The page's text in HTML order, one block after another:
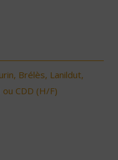
Brélès, Lanildut,
CDD (H/F)